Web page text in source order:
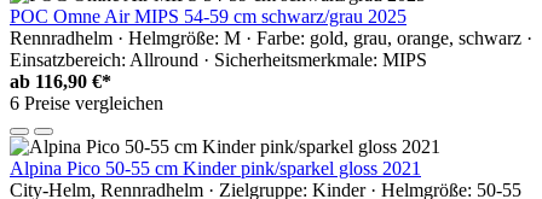
POC Omne Air MIPS 54-59 cm schwarz/grau 2025
Rennradhelm · Helmgröße: M · Farbe: gold, grau, orange, schwarz ·
Einsatzbereich: Allround · Sicherheitsmerkmale: MIPS
ab 116,90 €*
6 Preise vergleichen
Alpina Pico 50-55 cm Kinder pink/sparkel gloss 2021
City-Helm, Rennradhelm · Zielgruppe: Kinder · Helmgröße: 50-55